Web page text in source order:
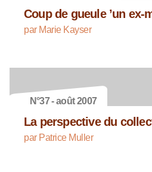
Coup de gueule ’un ex-
par Marie Kayser
N°37 - août 2007
La perspective du
par Patrice Muller